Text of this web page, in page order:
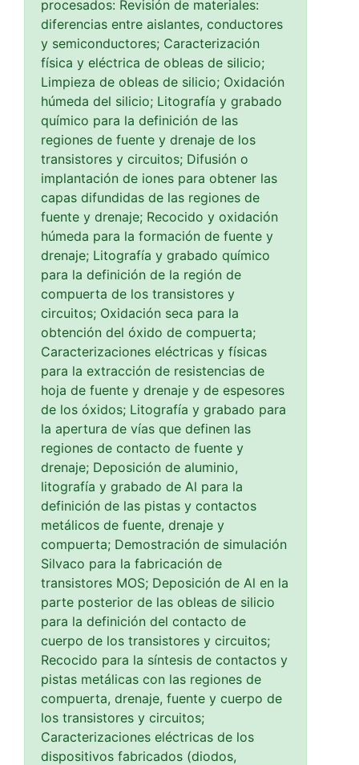
procesados: Revisión de materiales:
diferencias entre aislantes, conductores
y semiconductores; Caracterización
física y eléctrica de obleas de silicio;
Limpieza de obleas de silicio; Oxidación
húmeda del silicio; Litografía y grabado
químico para la definición de las
regiones de fuente y drenaje de los
transistores y circuitos; Difusión o
implantación de iones para obtener las
capas difundidas de las regiones de
fuente y drenaje; Recocido y oxidación
húmeda para la formación de fuente y
drenaje; Litografía y grabado químico
para la definición de la región de
compuerta de los transistores y
circuitos; Oxidación seca para la
obtención del óxido de compuerta;
Caracterizaciones eléctricas y físicas
para la extracción de resistencias de
hoja de fuente y drenaje y de espesores
de los óxidos; Litografía y grabado para
la apertura de vías que definen las
regiones de contacto de fuente y
drenaje; Deposición de aluminio,
litografía y grabado de Al para la
definición de las pistas y contactos
metálicos de fuente, drenaje y
compuerta; Demostración de simulación
Silvaco para la fabricación de
transistores MOS; Deposición de Al en la
parte posterior de las obleas de silicio
para la definición del contacto de
cuerpo de los transistores y circuitos;
Recocido para la síntesis de contactos y
pistas metálicas con las regiones de
compuerta, drenaje, fuente y cuerpo de
los transistores y circuitos;
Caracterizaciones eléctricas de los
dispositivos fabricados (diodos,